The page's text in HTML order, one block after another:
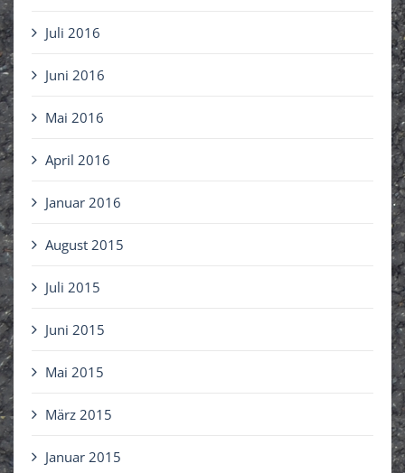
Juli 2016
Juni 2016
Mai 2016
April 2016
Januar 2016
August 2015
Juli 2015
Juni 2015
Mai 2015
März 2015
Januar 2015